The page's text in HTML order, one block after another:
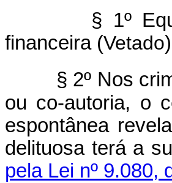
§ 1º
financeira (Vetado
§ 2º Nos
ou co-autoria, o
espontânea
delituosa terá a
pela Lei nº 9.080,